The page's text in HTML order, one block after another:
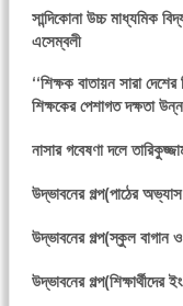
সান্দিকোনা উচ্চ মাধ্যমিক
এসেম্বলী
‘‘শিক্ষক বাতায়ন সারা
শিক্ষকের পেশাগত দক্ষতা
নাসার গবেষণা দলে
উদ্ভাবনের গল্প(পাঠের
উদ্ভাবনের গল্প(স্কুল বাগান ও
উদ্ভাবনের